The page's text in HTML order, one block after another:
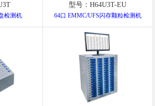
检测机
型号：H64U3T-EU
64口 EMMC/UFS闪存颗粒检测机